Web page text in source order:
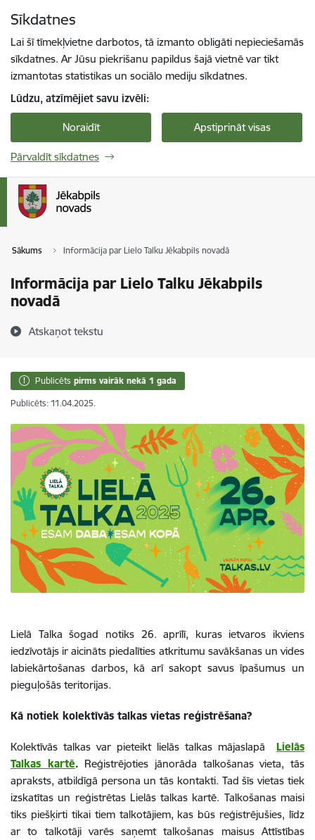
Sīkdatnes
Lai šī tīmekļvietne darbotos, tā izmanto obligāti nepieciešamās
sīkdatnes. Ar Jūsu piekrišanu papildus šajā vietnē var tikt
izmantotas statistikas un sociālo mediju sīkdatnes.
Lūdzu, atzīmējiet savu izvēli:
Noraidīt Apstiprināt visas
Pārvaldīt sīkdatnes
Sākums Informācija par Lielo Talku Jēkabpils novadā
Informācija par Lielo Talku Jēkabpils
novadā
Atskaņot tekstu
Publicēts pirms vairāk nekā 1 gada
Publicēts: 11.04.2025.
Lielā Talka šogad notiks 26. aprīlī, kuras ietvaros ikviens
iedzīvotājs ir aicināts piedalīties atkritumu savākšanas un vides
labiekārtošanas darbos, kā arī sakopt savus īpašumus un
pieguļošās teritorijas.
Kā notiek kolektīvās talkas vietas reģistrēšana?
Kolektīvās talkas var pieteikt lielās talkas mājaslapā
Lielās
Talkas kartē. Reģistrējoties jānorāda talkošanas vieta, tās
apraksts, atbildīgā persona un tās kontakti. Tad šīs vietas tiek
izskatītas un reģistrētas Lielās talkas kartē. Talkošanas maisi
tiks piešķirti tikai tiem talkotājiem, kas būs reģistrējušies, līdz
ar to talkotāji varēs saņemt talkošanas maisus Attīstības